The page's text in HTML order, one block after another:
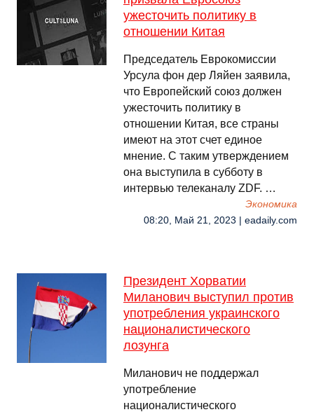
ужесточить политику в
отношении Китая
Председатель Еврокомиссии
Урсула фон дер Ляйен заявила,
что Европейский союз должен
ужесточить политику в
отношении Китая, все страны
имеют на этот счет единое
мнение. С таким утверждением
она выступила в субботу в
интервью телеканалу ZDF. …
Экономика
08:20, Май 21, 2023 | eadaily.com
Президент Хорватии
Миланович выступил против
употребления украинского
националистического
лозунга
Миланович не поддержал
употребление
националистического